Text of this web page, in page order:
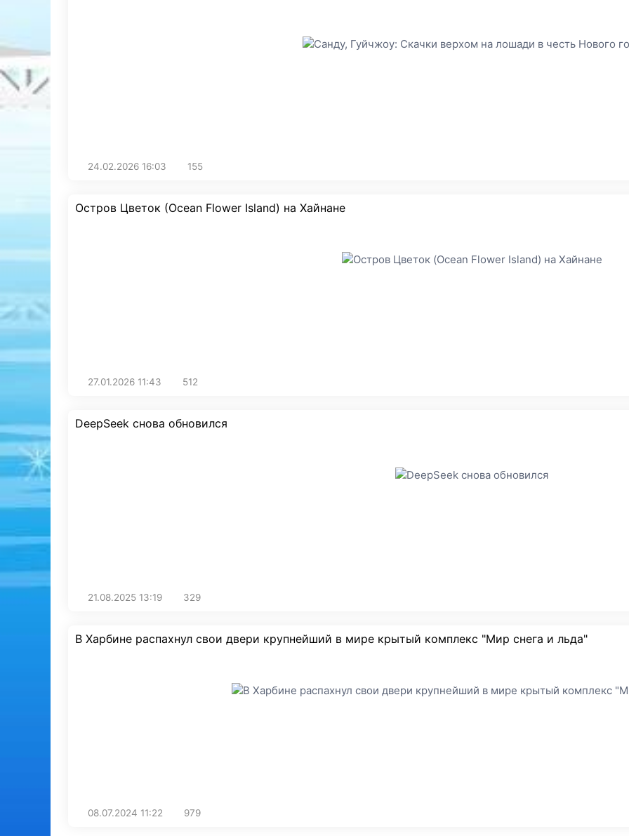
24.02.2026 16:03 155
Остров Цветок (Ocean Flower Island) на Хайнане
27.01.2026 11:43 512
DeepSeek снова обновился
21.08.2025 13:19 329
В Харбине распахнул свои двери крупнейший в мире крытый комплекс "Мир снега и льда"
08.07.2024 11:22 979